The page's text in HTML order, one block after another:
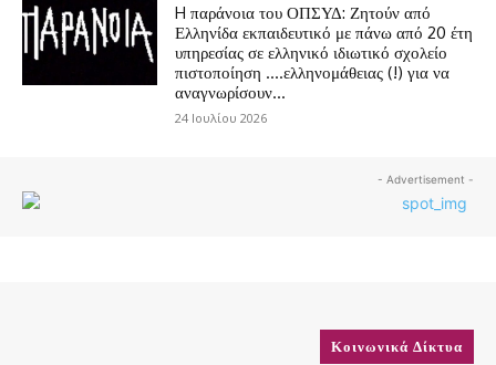
H παράνοια του ΟΠΣΥΔ: Ζητούν από
Ελληνίδα εκπαιδευτικό με πάνω από 20 έτη
υπηρεσίας σε ελληνικό ιδιωτικό σχολείο
πιστοποίηση ….ελληνομάθειας (!) για να
αναγνωρίσουν...
24 Ιουλίου 2026
- Advertisement -
Κοινωνικά Δίκτυα